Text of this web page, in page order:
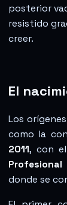
posterior
resistido
creer.
El
Los
como la
2011, con
Profesional
donde se